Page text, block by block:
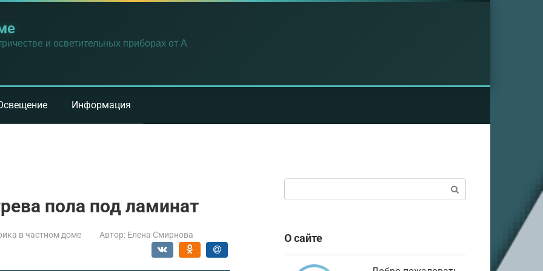
и осветительных приборах от А
Информация
пола под ламинат
в частном доме Автор: Елена Смирнова О сайте